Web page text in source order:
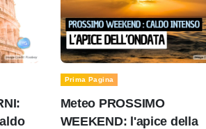
Prima Pagina
Meteo PROSSIMO
WEEKEND: l'apice della